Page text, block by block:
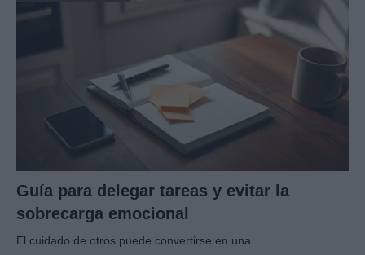
Guía para delegar tareas y evitar la
sobrecarga emocional
El cuidado de otros puede convertirse en una…